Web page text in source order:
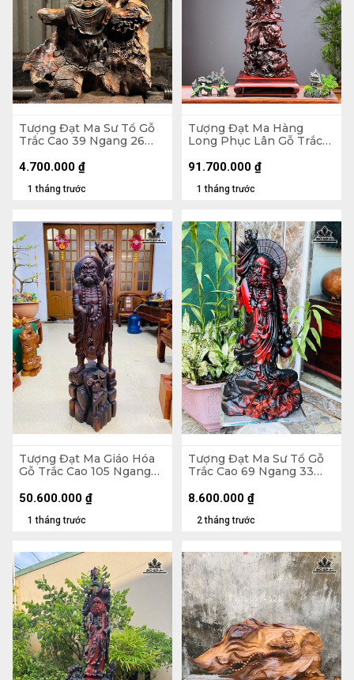
Tượng Đạt Ma Sư Tổ Gỗ
Trắc Cao 39 Ngang 26
1 tháng trước
4.700.000 ₫
Tượng Đạt Ma Hàng
Long Phục Lân Gỗ Trắc
(cm)
1 tháng trước
91.700.000 ₫
Tượng Đạt Ma Giáo Hóa
Gỗ Trắc Cao 105 Ngang
1 tháng trước
50.600.000 ₫
Tượng Đạt Ma Sư Tổ Gỗ
Trắc Cao 69 Ngang 33
2 tháng trước
8.600.000 ₫